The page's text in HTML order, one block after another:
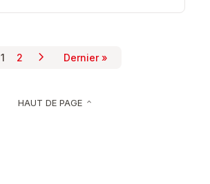
Pagination
Page courante
1
Page
2 Page suivante
chevron_right Dernière page
Dernier »
HAUT DE PAGE keyboard_arrow_up